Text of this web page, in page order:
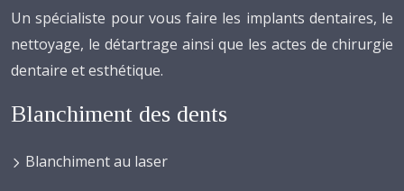
Un spécialiste pour vous faire les implants dentaires, le
nettoyage, le détartrage ainsi que les actes de chirurgie
dentaire et esthétique.
Blanchiment des dents
Blanchiment au laser